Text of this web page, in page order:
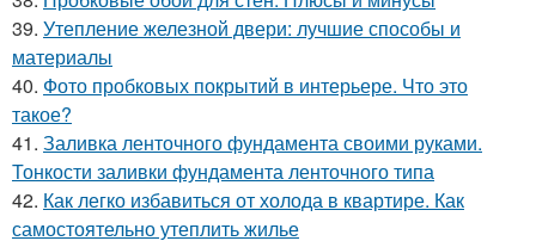
39. Утепление железной двери: лучшие способы и
материалы
40. Фото пробковых покрытий в интерьере. Что это
такое?
41. Заливка ленточного фундамента своими руками.
Тонкости заливки фундамента ленточного типа
42. Как легко избавиться от холода в квартире. Как
самостоятельно утеплить жилье